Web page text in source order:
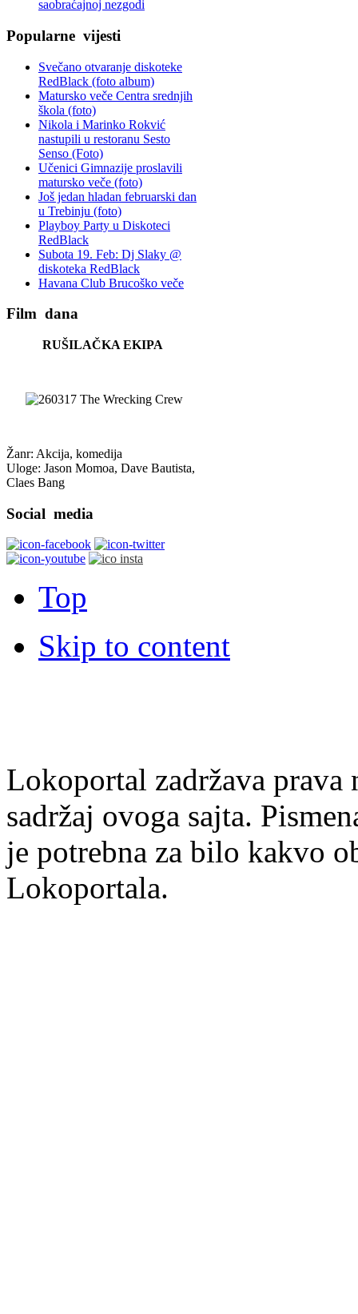
saobraćajnoj nezgodi
Popularne vijesti
Svečano otvaranje diskoteke
RedBlack (foto album)
Matursko veče Centra srednjih
škola (foto)
Nikola i Marinko Rokvić
nastupili u restoranu Sesto
Senso (Foto)
Učenici Gimnazije proslavili
matursko veče (foto)
Još jedan hladan februarski dan
u Trebinju (foto)
Playboy Party u Diskoteci
RedBlack
Subota 19. Feb: Dj Slaky @
diskoteka RedBlack
Havana Club Brucoško veče
Film dana
RUŠILAČKA EKIPA
Žanr: Akcija, komedija
Uloge: Jason Momoa, Dave Bautista,
Claes Bang
Social media
Top
Skip to content
Lokoportal zadržava
sadržaj ovoga sajta.
je potrebna za bilo kakvo
Lokoportala.